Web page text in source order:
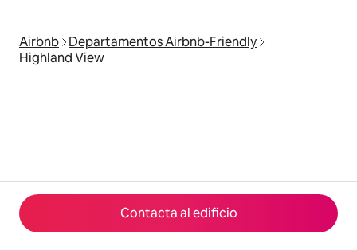
Contacta al edificio
Airbnb
Departamentos Airbnb-Friendly
Highland View